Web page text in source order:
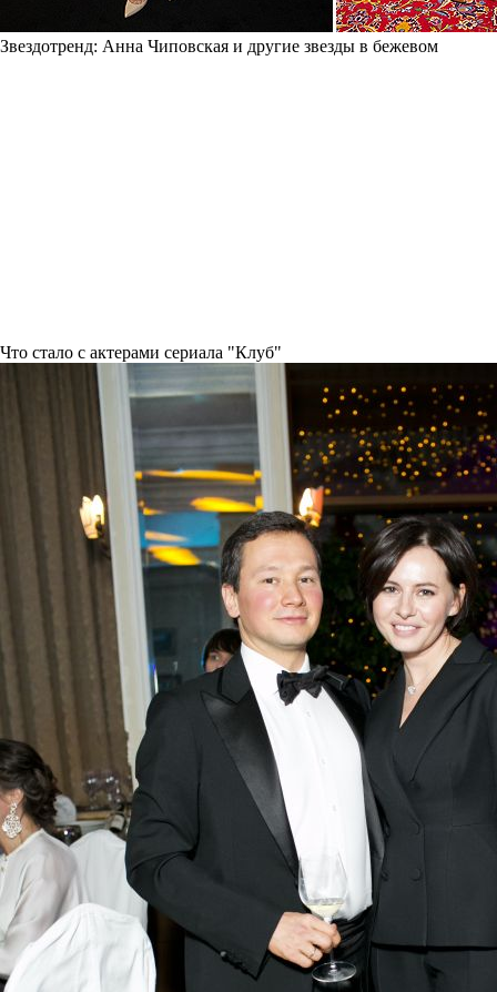
Звездотренд: Анна Чиповская и другие звезды в бежевом
Что стало с актерами сериала "Клуб"